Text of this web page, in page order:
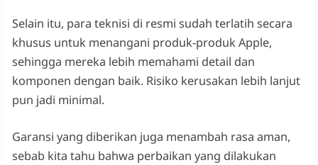
Selain itu, para teknisi di resmi sudah terlatih secara
khusus untuk menangani produk-produk Apple,
sehingga mereka lebih memahami detail dan
komponen dengan baik. Risiko kerusakan lebih lanjut
pun jadi minimal.
Garansi yang diberikan juga menambah rasa aman,
sebab kita tahu bahwa perbaikan yang dilakukan